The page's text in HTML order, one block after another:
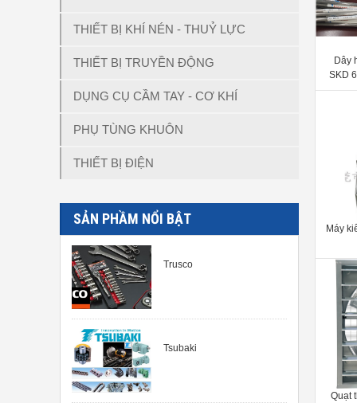
THIẾT BỊ KHÍ NÉN - THUỶ LỰC
THIẾT BỊ TRUYỀN ĐỘNG
DỤNG CỤ CẦM TAY - CƠ KHÍ
PHỤ TÙNG KHUÔN
THIẾT BỊ ĐIỆN
SẢN PHẦM NỔI BẬT
Trusco
Tsubaki
Dây
SKD
Máy
Quạt